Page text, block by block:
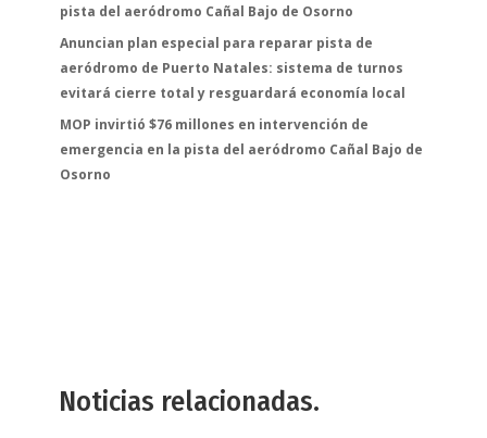
pista del aeródromo Cañal Bajo de Osorno
Anuncian plan especial para reparar pista de
aeródromo de Puerto Natales: sistema de turnos
evitará cierre total y resguardará economía local
MOP invirtió $76 millones en intervención de
emergencia en la pista del aeródromo Cañal Bajo de
Osorno
Noticias relacionadas.